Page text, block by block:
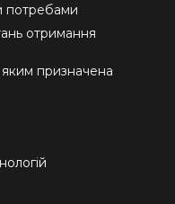
потребами
отримання
яким призначена